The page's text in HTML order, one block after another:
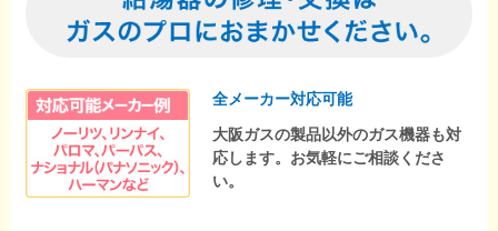
全メーカー対応可能
大阪ガスの製品以外のガス機器も対
応します。お気軽にご相談くださ
い。